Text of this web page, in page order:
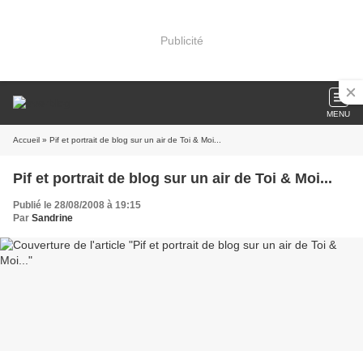
Publicité
MENU
Accueil » Pif et portrait de blog sur un air de Toi & Moi...
Pif et portrait de blog sur un air de Toi & Moi...
Publié le 28/08/2008 à 19:15
Par Sandrine